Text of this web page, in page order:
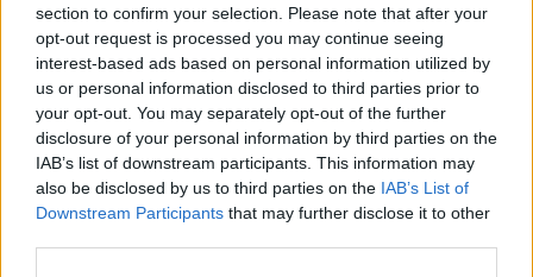
section to confirm your selection. Please note that after your
opt-out request is processed you may continue seeing
interest-based ads based on personal information utilized by
us or personal information disclosed to third parties prior to
your opt-out. You may separately opt-out of the further
disclosure of your personal information by third parties on the
IAB’s list of downstream participants. This information may
also be disclosed by us to third parties on the IAB’s List of
Downstream Participants that may further disclose it to other
Commentaires
Pour prolonger le plaisir musical :
Vous aimez chanter, apprenez la guitare chez
Télécharger légalement les MP3 sur
Télécharger légalement les MP3 ou trouver le CD sur